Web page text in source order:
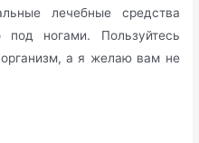
лечебные средства
под ногами. Пользуйтесь
а я желаю вам не